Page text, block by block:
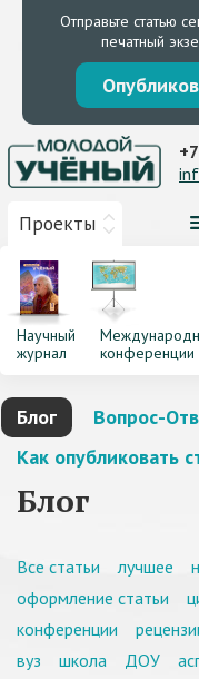
Отправьте статью
печатный
Проекты
Научный
журнал
конференции
Блог
Вопрос-
Как опубликовать
Блог
Все статьи лучшее
оформление статьи
конференции
вуз
школа ДОУ